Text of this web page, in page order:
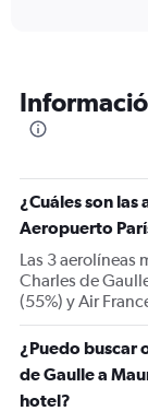
categories.
The
Y
axis
displaying
Number
of
flights.
0
to
24.
¿Cuáles son
Aeropuerto
Las 3 aerolíneas
Charles de
(55%) y Air
¿Puedo buscar
de Gaulle a
hotel?